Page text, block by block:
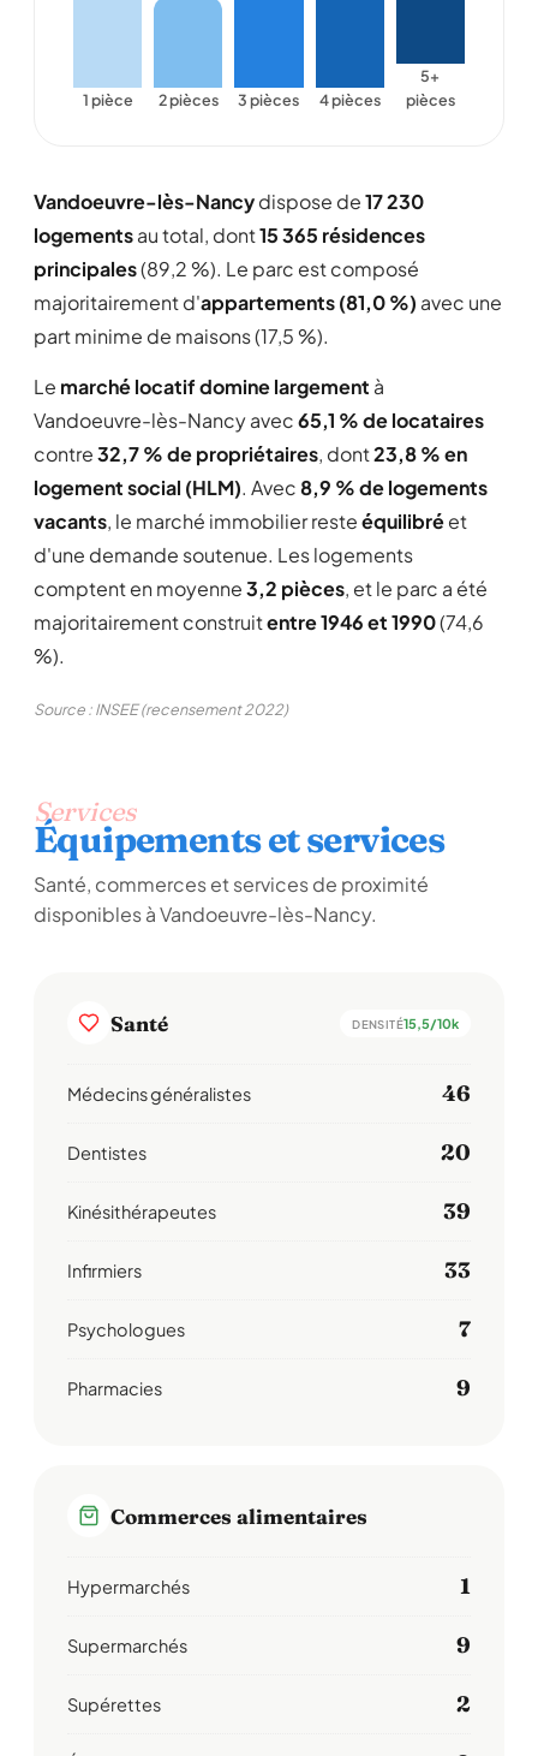
1 pièce 2 pièces 3 pièces 4 pièces
5+
pièces
Vandoeuvre-lès-Nancydispose de17 230
logementsau total, dont15 365 résidences
principales(89,2 %). Le parc est composé
majoritairement d'appartements (81,0 %) avec une
part minime de maisons (17,5 %).
Le marché locatif domine largement à
Vandoeuvre-lès-Nancy avec65,1 % de locataires
contre32,7 % de propriétaires, dont23,8 % en
logement social (HLM). Avec8,9 % de logements
vacants, le marché immobilier resteéquilibréet
d'une demande soutenue. Les logements
comptent en moyenne3,2 pièces, et le parc a été
majoritairement construitentre 1946 et 1990(74,6
%).
Source : INSEE (recensement 2022)
Services
Équipements et services
Santé, commerces et services de proximité
disponibles à Vandoeuvre-lès-Nancy.
Santé DENSITÉ15,5/10k
Médecins généralistes 46
Dentistes 20
Kinésithérapeutes 39
Infirmiers 33
Psychologues 7
Pharmacies 9
Commerces alimentaires
Hypermarchés 1
Supermarchés 9
Supérettes 2